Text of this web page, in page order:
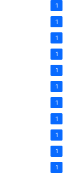
1
1
1
1
1
1
1
1
1
1
1